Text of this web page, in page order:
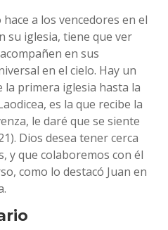
a los vencedores en el
su iglesia, tiene que ver
en sus
en el cielo. Hay un
la primera iglesia hasta la
es la que recibe la
le daré que se siente
Dios desea tener cerca
y que colaboremos con él
como lo destacó Juan en